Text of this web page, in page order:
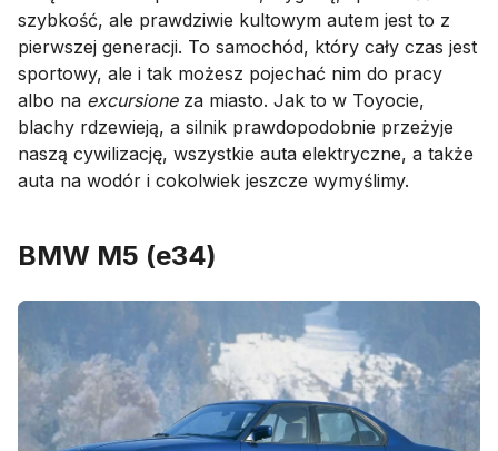
szybkość, ale prawdziwie kultowym autem jest to z
pierwszej generacji. To samochód, który cały czas jest
sportowy, ale i tak możesz pojechać nim do pracy
albo na excursioneza miasto. Jak to w Toyocie,
blachy rdzewieją, a silnik prawdopodobnie przeżyje
naszą cywilizację, wszystkie auta elektryczne, a także
auta na wodór i cokolwiek jeszcze wymyślimy.
BMW M5 (e34)